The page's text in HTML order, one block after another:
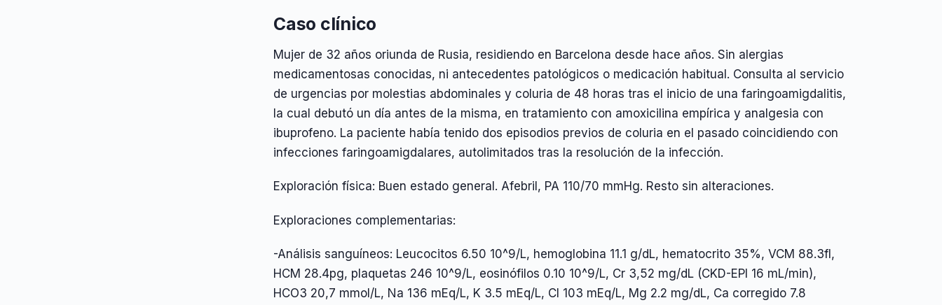
Caso clínico
Mujer de 32 años oriunda de Rusia, residiendo en Barcelona desde hace años. Sin alergias
medicamentosas conocidas, ni antecedentes patológicos o medicación habitual. Consulta al servicio
de urgencias por molestias abdominales y coluria de 48 horas tras el inicio de una faringoamigdalitis,
la cual debutó un día antes de la misma, en tratamiento con amoxicilina empírica y analgesia con
ibuprofeno. La paciente había tenido dos episodios previos de coluria en el pasado coincidiendo con
infecciones faringoamigdalares, autolimitados tras la resolución de la infección.
Exploración física: Buen estado general. Afebril, PA 110/70 mmHg. Resto sin alteraciones.
Exploraciones complementarias:
-Análisis sanguíneos: Leucocitos 6.50 10^9/L, hemoglobina 11.1 g/dL, hematocrito 35%, VCM 88.3fl,
HCM 28.4pg, plaquetas 246 10^9/L, eosinófilos 0.10 10^9/L, Cr 3,52 mg/dL (CKD-EPI 16 mL/min),
HCO3 20,7 mmol/L, Na 136 mEq/L, K 3.5 mEq/L, Cl 103 mEq/L, Mg 2.2 mg/dL, Ca corregido 7.8